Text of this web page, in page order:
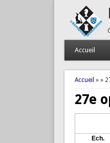
Accueil
Vous
Accueil » »
27e
Ech.